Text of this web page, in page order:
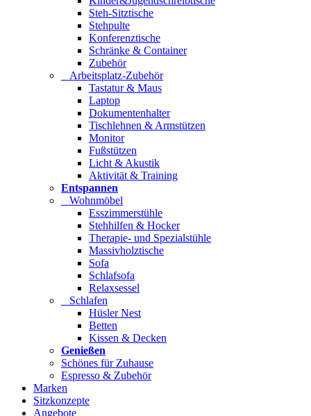
Steh-Sitztische
Stehpulte
Konferenztische
Schränke & Container
Zubehör
Arbeitsplatz-Zubehör
Tastatur & Maus
Laptop
Dokumentenhalter
Tischlehnen & Armstützen
Monitor
Fußstützen
Licht & Akustik
Aktivität & Training
Entspannen
Wohnmöbel
Esszimmerstühle
Stehhilfen & Hocker
Therapie- und Spezialstühle
Massivholztische
Sofa
Schlafsofa
Relaxsessel
Schlafen
Hüsler Nest
Betten
Kissen & Decken
Genießen
Schönes für Zuhause
Espresso & Zubehör
Marken
Sitzkonzepte
Angebote